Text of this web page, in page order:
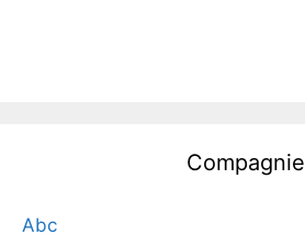
Compagnie
Abc